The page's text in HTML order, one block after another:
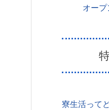
オー
寮生活って